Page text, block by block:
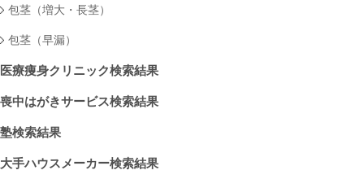
包茎（増大・長茎）
包茎（早漏）
医療痩身クリニック検索結果
喪中はがきサービス検索結果
塾検索結果
大手ハウスメーカー検索結果